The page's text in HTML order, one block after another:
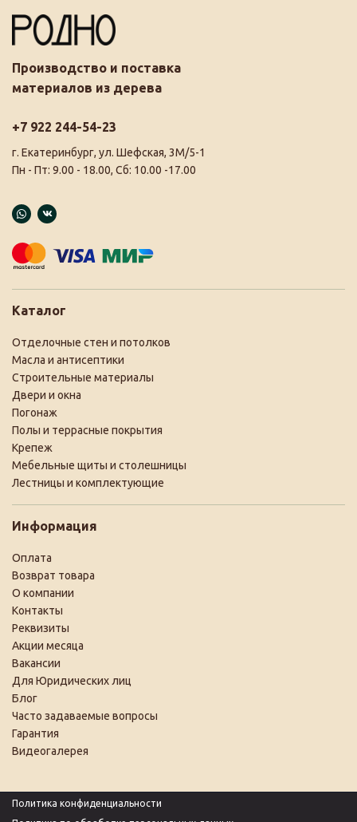
Производство и поставка
материалов из дерева
+7 922 244-54-23
г. Екатеринбург, ул. Шефская, 3М/5-1
Пн - Пт: 9.00 - 18.00, Сб: 10.00 -17.00
Каталог
Отделочные стен и потолков
Масла и антисептики
Строительные материалы
Двери и окна
Погонаж
Полы и террасные покрытия
Крепеж
Мебельные щиты и столешницы
Лестницы и комплектующие
Информация
Оплата
Возврат товара
О компании
Контакты
Реквизиты
Акции месяца
Вакансии
Для Юридических лиц
Блог
Часто задаваемые вопросы
Гарантия
Видеогалерея
Политика конфиденциальности